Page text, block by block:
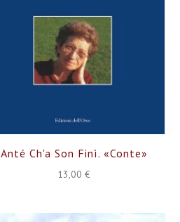
Anté Ch'a Son Finì. «Conte»
13,00 €